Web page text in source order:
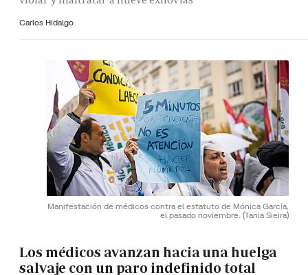
Carlos Hidalgo
Manifestación de médicos contra el estatuto de Mónica García,
el pasado noviembre. (Tania Sieira)
Los médicos avanzan hacia una huelga
salvaje con un paro indefinido total